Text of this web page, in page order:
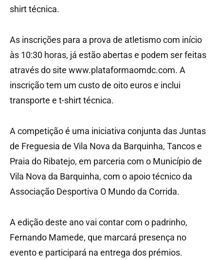
shirt técnica.
As inscrições para a prova de atletismo com início
às 10:30 horas, já estão abertas e podem ser feitas
através do site www.plataformaomdc.com. A
inscrição tem um custo de oito euros e inclui
transporte e t-shirt técnica.
A competição é uma iniciativa conjunta das Juntas
de Freguesia de Vila Nova da Barquinha, Tancos e
Praia do Ribatejo, em parceria com o Município de
Vila Nova da Barquinha, com o apoio técnico da
Associação Desportiva O Mundo da Corrida.
A edição deste ano vai contar com o padrinho,
Fernando Mamede, que marcará presença no
evento e participará na entrega dos prémios.